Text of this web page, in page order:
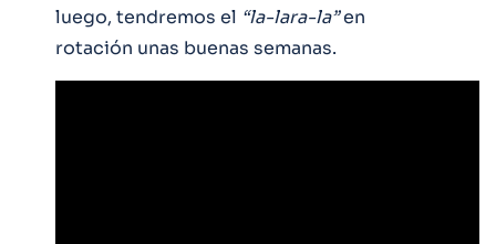
luego, tendremos el “la-lara-la”en
rotación unas buenas semanas.